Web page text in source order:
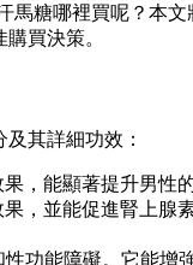
馬糖哪裡買呢？本文
買決策。
其詳細功效：
果，能顯著提升男性
，並能促進腎上腺
性功能障礙。它能增